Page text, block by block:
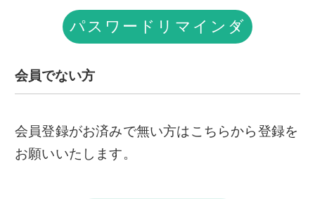
パスワードリマインダ
会員でない方
会員登録がお済みで無い方はこちらから登録を
お願いいたします。